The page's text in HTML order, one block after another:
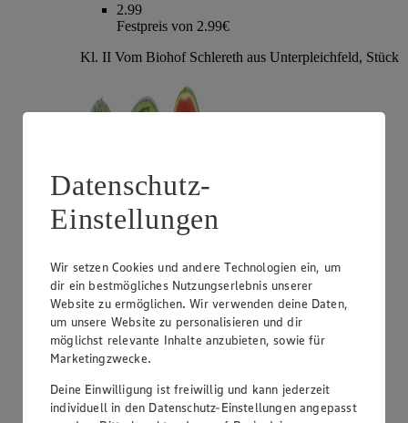
2.99
Festpreis von 2.99€
Kl. II Vom Biohof Schlereth aus Unterpleichfeld, Stück
Angebot: Gut & Günstig Mango "Omer"
1.29
Festpreis von 1.29€
aus Israel, Kl. I, Stück
Datenschutz-
Einstellungen
Wir setzen Cookies und andere Technologien ein, um
dir ein bestmögliches Nutzungserlebnis unserer
Website zu ermöglichen. Wir verwenden deine Daten,
um unsere Website zu personalisieren und dir
möglichst relevante Inhalte anzubieten, sowie für
Marketingzwecke.
Deine Einwilligung ist freiwillig und kann jederzeit
individuell in den Datenschutz-Einstellungen angepasst